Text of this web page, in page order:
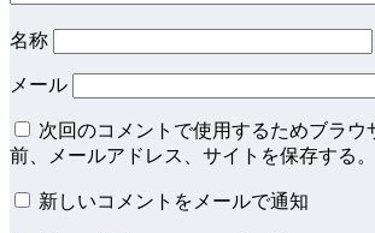
名称
メール
次回のコメントで使用するためブラウ
前、メールアドレス、サイトを保存する。
新しいコメントをメールで通知